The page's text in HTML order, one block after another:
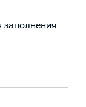
заполнения